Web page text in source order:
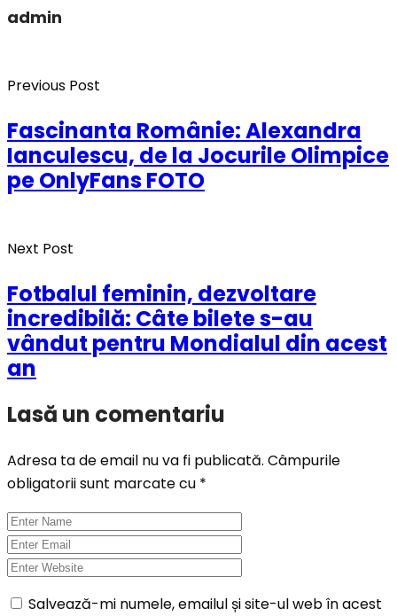
admin
Previous Post
Fascinanta Românie: Alexandra
Ianculescu, de la Jocurile Olimpice
pe OnlyFans FOTO
Next Post
Fotbalul feminin, dezvoltare
incredibilă: Câte bilete s-au
vândut pentru Mondialul din acest
an
Lasă un comentariu
Adresa ta de email nu va fi publicată. Câmpurile
obligatorii sunt marcate cu *
Salvează-mi numele, emailul și site-ul web în acest